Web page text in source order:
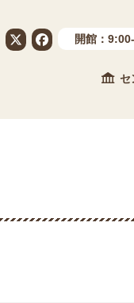
公益財団法人 石川県埋
開館：
セ